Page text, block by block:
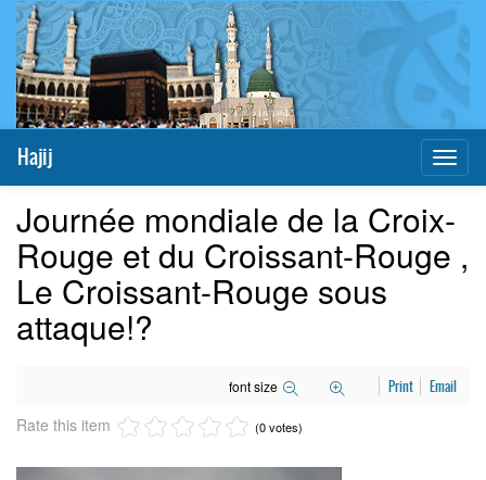
Hajij
Journée mondiale de la Croix-
Rouge et du Croissant-Rouge ,
Le Croissant-Rouge sous
attaque!?
font size Print Email
Rate this item (0 votes)